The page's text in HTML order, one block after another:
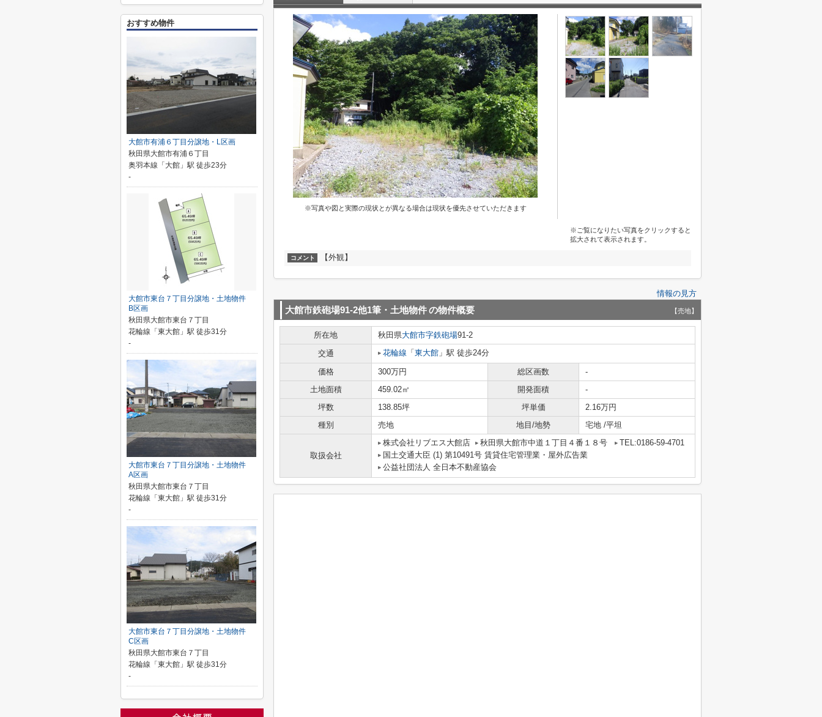
※写真や図と実際の現状とが異なる場合は現状を優先させていただきます
※ご覧になりたい写真をクリックすると
拡大されて表示されます。
コメント 【外観】
情報の見方
大館市鉄砲場91-2他1筆・土地物件の物件概要 【売地】
所在地 秋田県大館市字鉄砲場91-2
交通
花輪線 「 東大館 」駅 徒歩24分
価格 300万円 総区画数
-
土地面積
459.02㎡ 開発面積
-
坪数
138.85坪 坪単価
2.16万円
種別
売地 地目/地勢 宅地 /平坦
取扱会社
株式会社リブエス大館店 秋田県大館市中道１丁目４番１８号
TEL:0186-59-4701
国土交通大臣 (1) 第10491号 賃貸住宅管理業・屋外広告業
公益社団法人 全日本不動産協会
おすすめ物件
大館市有浦６丁目分譲地・L区画
秋田県大館市有浦６丁目
奥羽本線「大館」駅 徒歩23分
-
大館市東台７丁目分譲地・土地物件
B区画
秋田県大館市東台７丁目
花輪線「東大館」駅 徒歩31分
-
大館市東台７丁目分譲地・土地物件
A区画
秋田県大館市東台７丁目
花輪線「東大館」駅 徒歩31分
-
大館市東台７丁目分譲地・土地物件
C区画
秋田県大館市東台７丁目
花輪線「東大館」駅 徒歩31分
-